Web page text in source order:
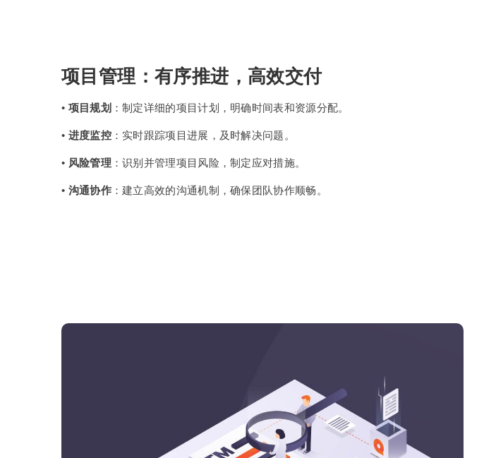
项目管理：有序推进，高效交付
• 项目规划 ：制定详细的项目计划，明确时间表和资源分配。
• 进度监控：实时跟踪项目进展，及时解决问题。
• 风险管理：识别并管理项目风险，制定应对措施。
• 沟通协作：建立高效的沟通机制，确保团队协作顺畅。